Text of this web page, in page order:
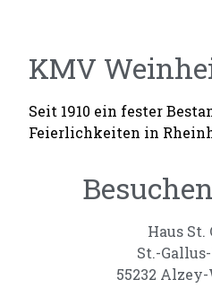
KMV
Seit 1910 ein fester
Feierlichkeiten in
Haus St.
St.-
55232